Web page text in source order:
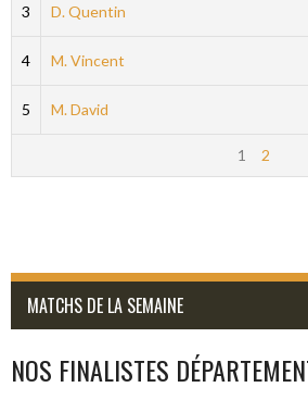
3 D. Quentin
4 M. Vincent
5 M. David
1 2
MATCHS DE LA SEMAINE
NOS FINALISTES